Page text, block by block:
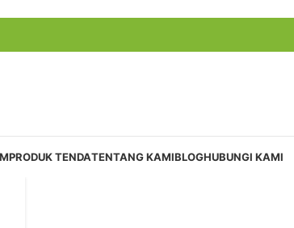
PRODUK TENDATENTANG KAMIBLOGHUBUNGI KAMI